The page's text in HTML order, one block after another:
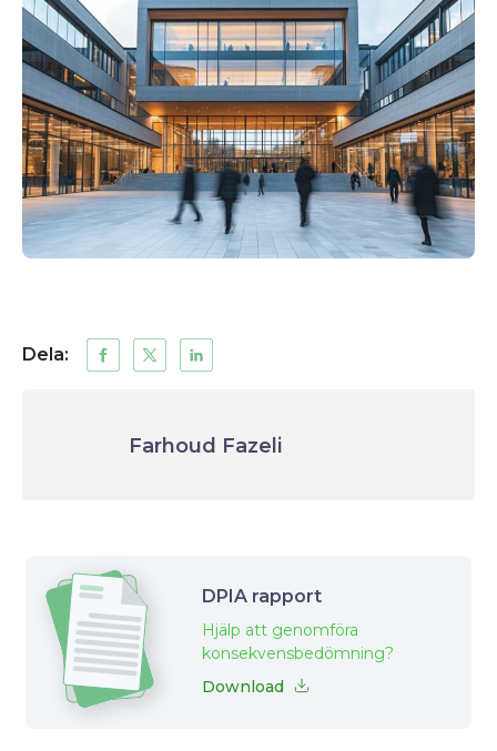
Dela:
Farhoud Fazeli
DPIA rapport
Hjälp att genomföra
konsekvensbedömning?
Download